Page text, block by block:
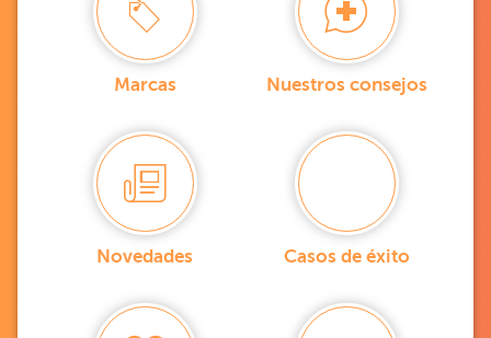
Marcas Nuestros consejos
Novedades Casos de éxito